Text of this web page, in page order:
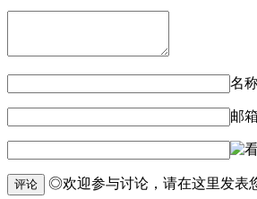
名
邮箱
评论 ◎欢迎参与讨论，请在这里发表